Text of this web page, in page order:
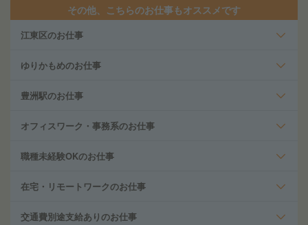
その他、こちらのお仕事もオススメです
江東区のお仕事
ゆりかもめのお仕事
豊洲駅のお仕事
オフィスワーク・事務系のお仕事
職種未経験OKのお仕事
在宅・リモートワークのお仕事
交通費別途支給ありのお仕事